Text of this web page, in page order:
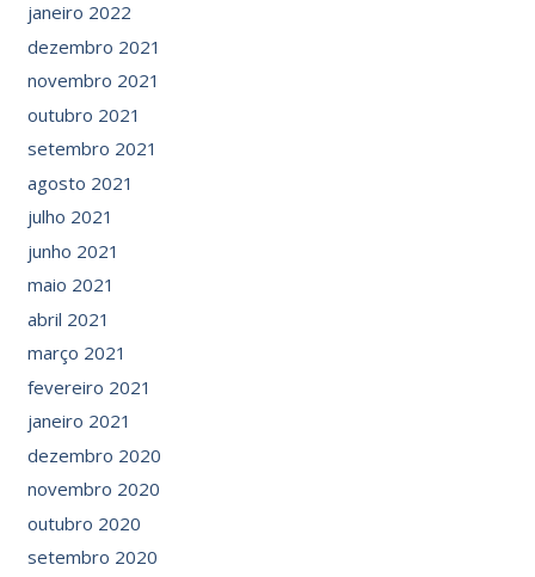
janeiro 2022
dezembro 2021
novembro 2021
outubro 2021
setembro 2021
agosto 2021
julho 2021
junho 2021
maio 2021
abril 2021
março 2021
fevereiro 2021
janeiro 2021
dezembro 2020
novembro 2020
outubro 2020
setembro 2020